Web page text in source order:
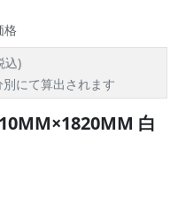
格
込)
にて算出されます
白